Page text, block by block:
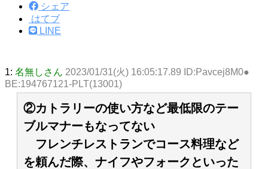
シェア
はてブ
LINE
1: 名無しさん 2023/01/31(火) 16:05:17.89 ID:Pavcej8M0●
BE:194767121-PLT(13001)
②カトラリーの使い方など最低限のテー
ブルマナーもなってない
フレンチレストランでコース料理など
を頼んだ際、ナイフやフォークといった